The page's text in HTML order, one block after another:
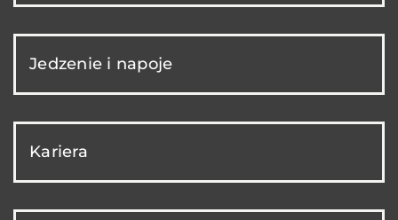
Jedzenie i napoje
Kariera